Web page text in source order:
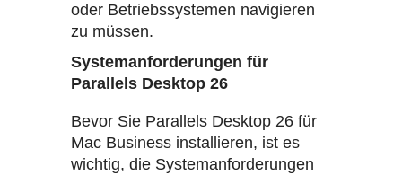
oder Betriebssystemen navigieren
zu müssen.
Systemanforderungen für
Parallels Desktop 26
Bevor Sie Parallels Desktop 26 für
Mac Business installieren, ist es
wichtig, die Systemanforderungen